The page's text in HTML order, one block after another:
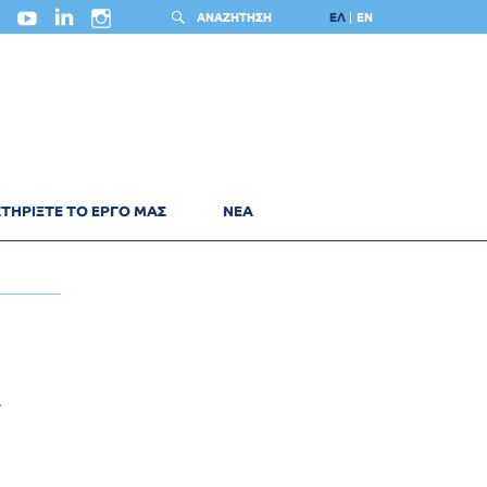
ΤΟ ΕΡΓΟ ΜΑΣ ΝΕΑ
ΑΝΑΖΗΤΗΣΗ ΕΛ EN